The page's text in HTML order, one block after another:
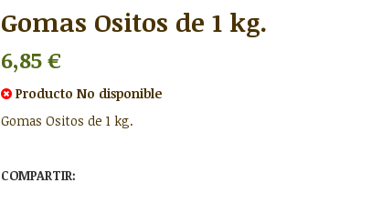
Gomas Ositos de 1 kg.
6,85 €
Producto No disponible
Gomas Ositos de 1 kg.
COMPARTIR: